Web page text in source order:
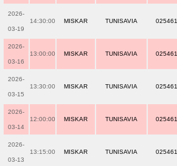
2026-
03-19
14:30:00 MISKAR TUNISAVIA 025461
2026-
03-16
13:00:00 MISKAR TUNISAVIA 025461
2026-
03-15
13:30:00 MISKAR TUNISAVIA 025461
2026-
03-14
12:00:00 MISKAR TUNISAVIA 025461
2026-
03-13
13:15:00 MISKAR TUNISAVIA 025461